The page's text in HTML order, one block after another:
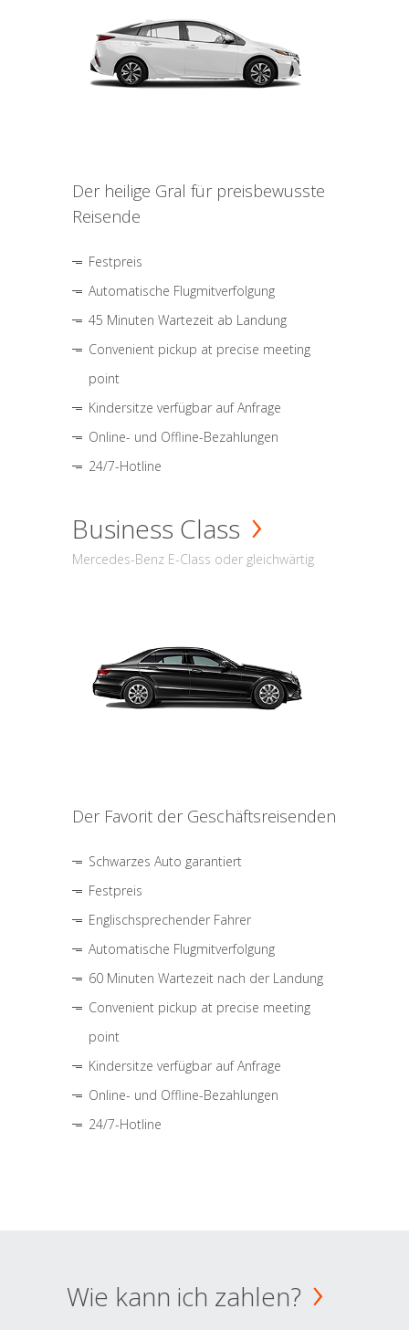
Der heilige Gral für preisbewusste
Reisende
Festpreis
Automatische Flugmitverfolgung
45 Minuten Wartezeit ab Landung
Convenient pickup at precise meeting
point
Kindersitze verfügbar auf Anfrage
Online- und Offline-Bezahlungen
24/7-Hotline
Business Class
Mercedes-Benz E-Class oder gleichwärtig
Der Favorit der Geschäftsreisenden
Schwarzes Auto garantiert
Festpreis
Englischsprechender Fahrer
Automatische Flugmitverfolgung
60 Minuten Wartezeit nach der Landung
Convenient pickup at precise meeting
point
Kindersitze verfügbar auf Anfrage
Online- und Offline-Bezahlungen
24/7-Hotline
Wie kann ich zahlen?